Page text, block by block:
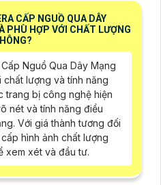
CẤP NGUỒ QUA DÂY
PHÙ HỢP VỚI CHẤT LƯỢNG
Nguồ Qua Dây Mạng
chất lượng và tính năng
trang bị công nghệ hiện
nét và tính năng điều
Với giá thành tương đối
hình ảnh chất lượng
xem xét và đầu tư.